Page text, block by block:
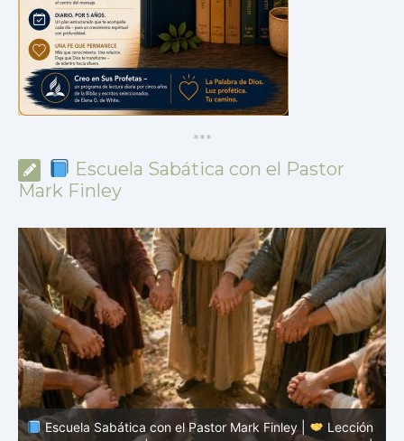
***
Escuela Sabática con el Pastor
Mark Finley
Escuela Sabática con el Pastor Mark Finley |
Lección